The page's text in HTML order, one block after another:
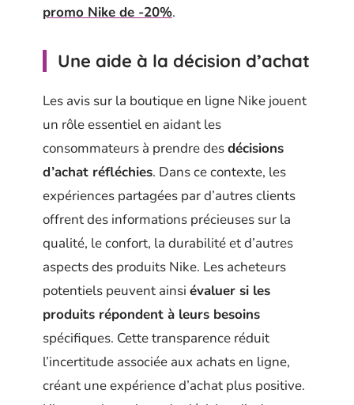
promo Nike de -20%.
Une aide à la décision d’achat
Les avis sur la boutique en ligne Nike jouent
un rôle essentiel en aidant les
consommateurs à prendre desdécisions
d’achat réfléchies. Dans ce contexte, les
expériences partagées par d’autres clients
offrent des informations précieuses sur la
qualité, le confort, la durabilité et d’autres
aspects des produits Nike. Les acheteurs
potentiels peuvent ainsi évaluer si les
produits répondent à leurs besoins
spécifiques. Cette transparence réduit
l’incertitude associée aux achats en ligne,
créant une expérience d’achat plus positive.